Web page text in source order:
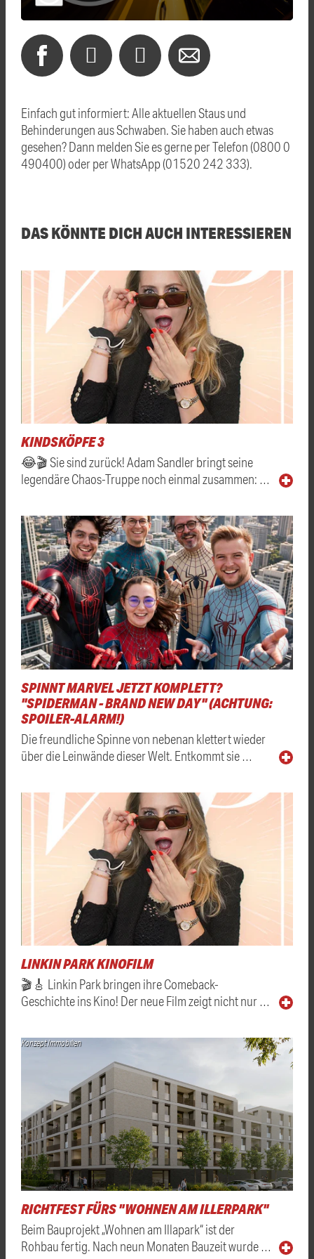
Einfach gut informiert: Alle aktuellen Staus und
Behinderungen aus Schwaben. Sie haben auch etwas
gesehen? Dann melden Sie es gerne per Telefon (0800 0
490400) oder per WhatsApp (01520 242 333).
DAS KÖNNTE DICH AUCH INTERESSIEREN
KINDSKÖPFE 3
😂🎬 Sie sind zurück! Adam Sandler bringt seine
legendäre Chaos-Truppe noch einmal zusammen: …
SPINNT MARVEL JETZT KOMPLETT?
"SPIDERMAN - BRAND NEW DAY" (ACHTUNG:
SPOILER-ALARM!)
Die freundliche Spinne von nebenan klettert wieder
über die Leinwände dieser Welt. Entkommt sie …
LINKIN PARK KINOFILM
🎬🎸 Linkin Park bringen ihre Comeback-
Geschichte ins Kino! Der neue Film zeigt nicht nur …
Konzept Immobilien
RICHTFEST FÜRS "WOHNEN AM ILLERPARK"
Beim Bauprojekt „Wohnen am Illapark“ ist der
Rohbau fertig. Nach neun Monaten Bauzeit wurde …